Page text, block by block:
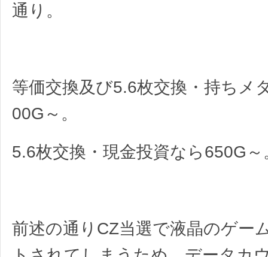
通り。
等価交換及び5.6枚交換・持ちメ
00G～。
5.6枚交換・現金投資なら650G～
前述の通りCZ当選で液晶のゲー